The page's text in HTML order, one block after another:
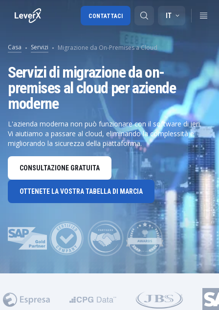
Migrazione a SAP S/4HANA
RISE with SAP
SAP Ariba
Digital Supply Chain
IT
CONTATTACI
Casa Servizi Migrazione da On-Premises a Cloud
Servizi di migrazione da on-
premises al cloud per aziende
moderne
L'azienda moderna non può funzionare con il software di ieri.
Vi aiutiamo a passare al cloud, eliminando la complessità e
migliorando la sicurezza della piattaforma.
CONSULTAZIONE GRATUITA
OTTENETE LA VOSTRA TABELLA DI MARCIA